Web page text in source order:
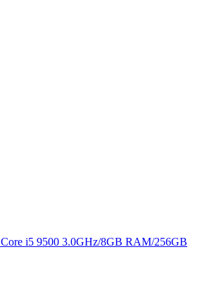
Core i5 9500 3.0GHz/8GB RAM/256GB